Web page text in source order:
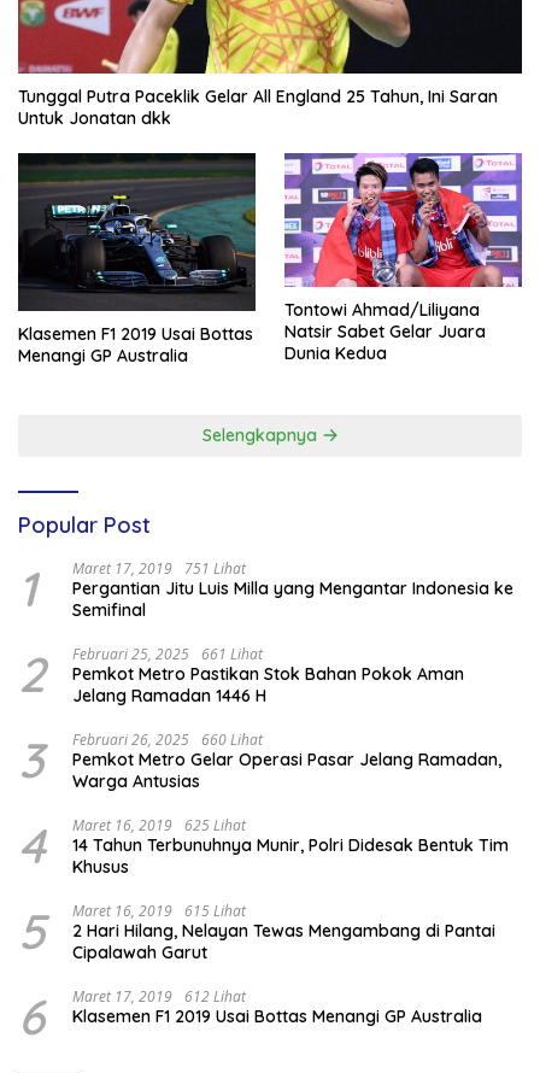
Tunggal Putra Paceklik Gelar All England 25 Tahun, Ini Saran
Untuk Jonatan dkk
Klasemen F1 2019 Usai Bottas
Menangi GP Australia
Tontowi Ahmad/Liliyana
Natsir Sabet Gelar Juara
Dunia Kedua
Selengkapnya
Popular Post
1 Maret 17, 2019 751 Lihat
Pergantian Jitu Luis Milla yang Mengantar Indonesia ke
Semifinal
2 Februari 25, 2025 661 Lihat
Pemkot Metro Pastikan Stok Bahan Pokok Aman
Jelang Ramadan 1446 H
3 Februari 26, 2025 660 Lihat
Pemkot Metro Gelar Operasi Pasar Jelang Ramadan,
Warga Antusias
4 Maret 16, 2019 625 Lihat
14 Tahun Terbunuhnya Munir, Polri Didesak Bentuk Tim
Khusus
5 Maret 16, 2019 615 Lihat
2 Hari Hilang, Nelayan Tewas Mengambang di Pantai
Cipalawah Garut
6 Maret 17, 2019 612 Lihat
Klasemen F1 2019 Usai Bottas Menangi GP Australia